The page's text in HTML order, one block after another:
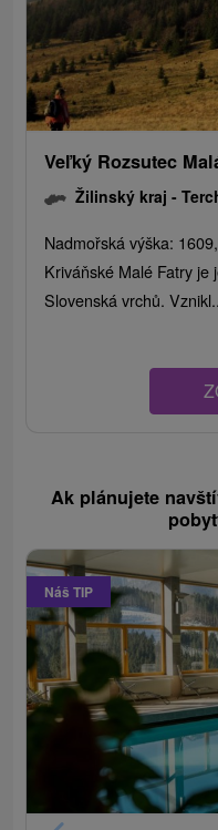
Veľký Rozsutec
Žilinský kraj -
Nadmořská výška:
Kriváňské Malé Fatry je
Slovenská vrchů.
Ak plánujete
Náš TIP